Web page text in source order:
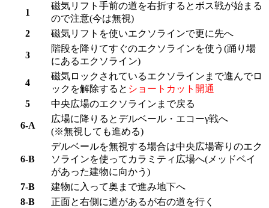
1
磁気リフト手前の道を右折するとボス戦が始まる
ので注意(今は無視)
2
磁気リフトを使いエクソラインで更に先へ
3
階段を降りてすぐのエクソラインを使う(踊り場
にあるエクソライン)
4
磁気ロックされているエクソラインまで進んでロ
ックを解除すると ショートカット開通
5
中央広場のエクソラインまで戻る
6-A
広場に降りると デルベール・エコーγ戦へ
(※無視しても進める)
6-B
デルベールを無視する場合は中央広場寄りのエク
ソラインを使ってカラミティ広場へ(メッドベイ
があった建物に向かう)
7-B
建物に入って奥まで進み地下へ
8-B
正面と右側に道があるが右の道を行く